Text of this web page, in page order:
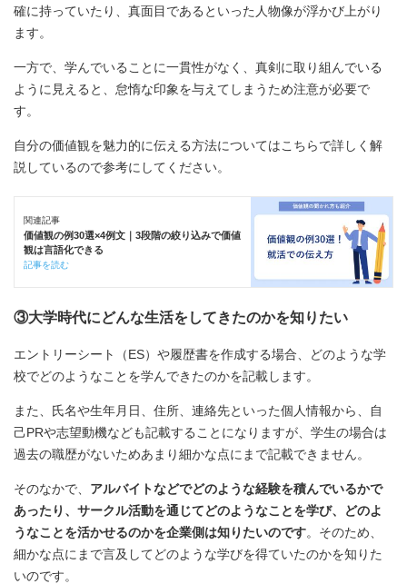
確に持っていたり、真面目であるといった人物像が浮かび上がり
ます。
一方で、学んでいることに一貫性がなく、真剣に取り組んでいる
ように見えると、怠惰な印象を与えてしまうため注意が必要で
す。
自分の価値観を魅力的に伝える方法についてはこちらで詳しく解
説しているので参考にしてください。
関連記事
価値観の例30選×4例文｜3段階の絞り込みで価値
観は言語化できる
記事を読む
③大学時代にどんな生活をしてきたのかを知りたい
エントリーシート（ES）や履歴書を作成する場合、どのような学
校でどのようなことを学んできたのかを記載します。
また、氏名や生年月日、住所、連絡先といった個人情報から、自
己PRや志望動機なども記載することになりますが、学生の場合は
過去の職歴がないためあまり細かな点にまで記載できません。
そのなかで、 アルバイトなどでどのような経験を積んでいるかで
あったり、サークル活動を通じてどのようなことを学び、どのよ
うなことを活かせるのかを企業側は知りたいのです。そのため、
細かな点にまで言及してどのような学びを得ていたのかを知りた
いのです。